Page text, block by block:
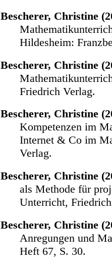
Bescherer, Christine
Hildesheim:
Bescherer, Christine
Friedrich Verlag.
Bescherer, Christine
Kompetenzen im
Internet & Co im
Verlag.
Bescherer, Christine
als Methode für
Unterricht,
Bescherer, Christine
Anregungen und
Heft 67, S. 30.